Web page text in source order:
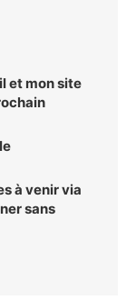
et mon site
à venir via
sans